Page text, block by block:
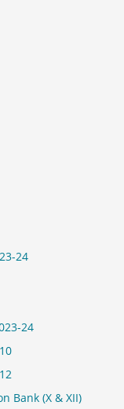
24
24
Bank (X & XII)